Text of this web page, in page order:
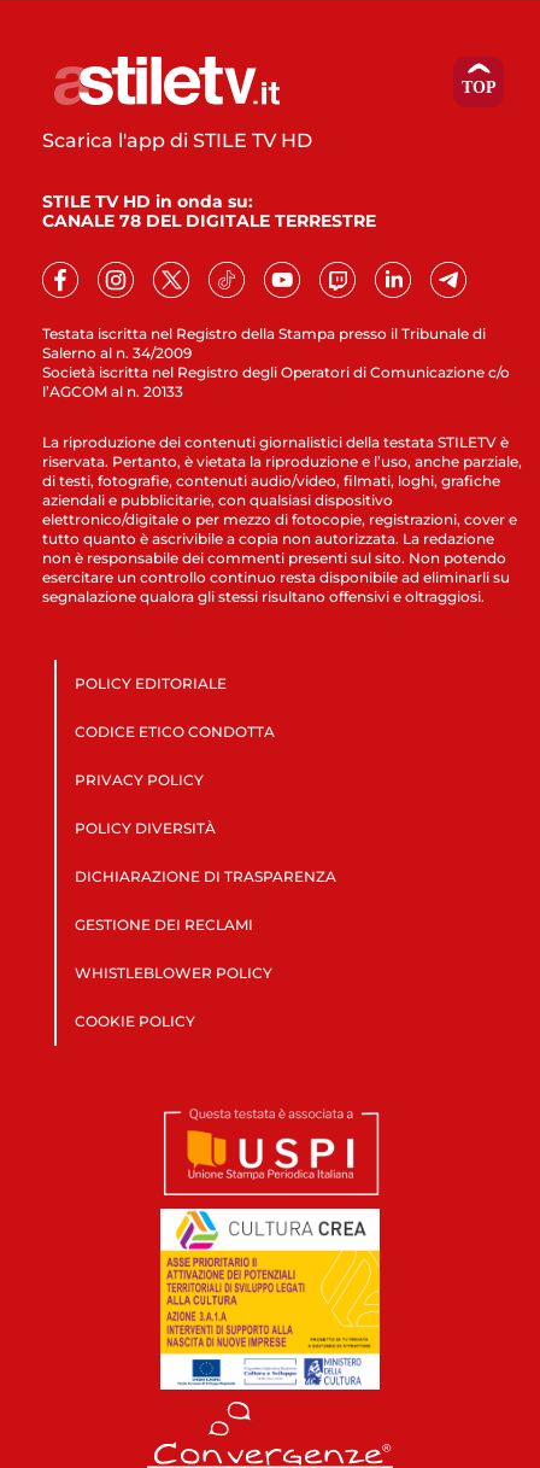
Testata iscritta nel Registro della Stampa presso il Tribunale di
Salerno al n. 34/2009
Società iscritta nel Registro degli Operatori di Comunicazione c/o
l’AGCOM al n. 20133
Scarica l'app di STILE TV HD
STILE TV HD in onda su:
CANALE 78 DEL DIGITALE TERRESTRE
La riproduzione dei contenuti giornalistici della testata STILETV è
riservata. Pertanto, è vietata la riproduzione e l’uso, anche parziale,
di testi, fotografie, contenuti audio/video, filmati, loghi, grafiche
aziendali e pubblicitarie, con qualsiasi dispositivo
elettronico/digitale o per mezzo di fotocopie, registrazioni, cover e
tutto quanto è ascrivibile a copia non autorizzata. La redazione
non è responsabile dei commenti presenti sul sito. Non potendo
esercitare un controllo continuo resta disponibile ad eliminarli su
segnalazione qualora gli stessi risultano offensivi e oltraggiosi.
POLICY EDITORIALE
CODICE ETICO CONDOTTA
PRIVACY POLICY
POLICY DIVERSITÀ
DICHIARAZIONE DI TRASPARENZA
GESTIONE DEI RECLAMI
WHISTLEBLOWER POLICY
COOKIE POLICY